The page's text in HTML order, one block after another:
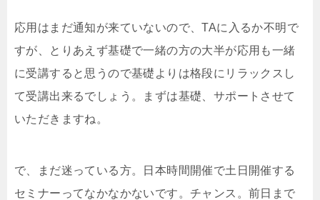
応用はまだ通知が来ていないので、TAに入るか不明で
すが、とりあえず基礎で一緒の方の大半が応用も一緒
に受講すると思うので基礎よりは格段にリラックスし
て受講出来るでしょう。まずは基礎、サポートさせて
いただきますね。
で、まだ迷っている方。日本時間開催で土日開催する
セミナーってなかなかないです。チャンス。前日まで